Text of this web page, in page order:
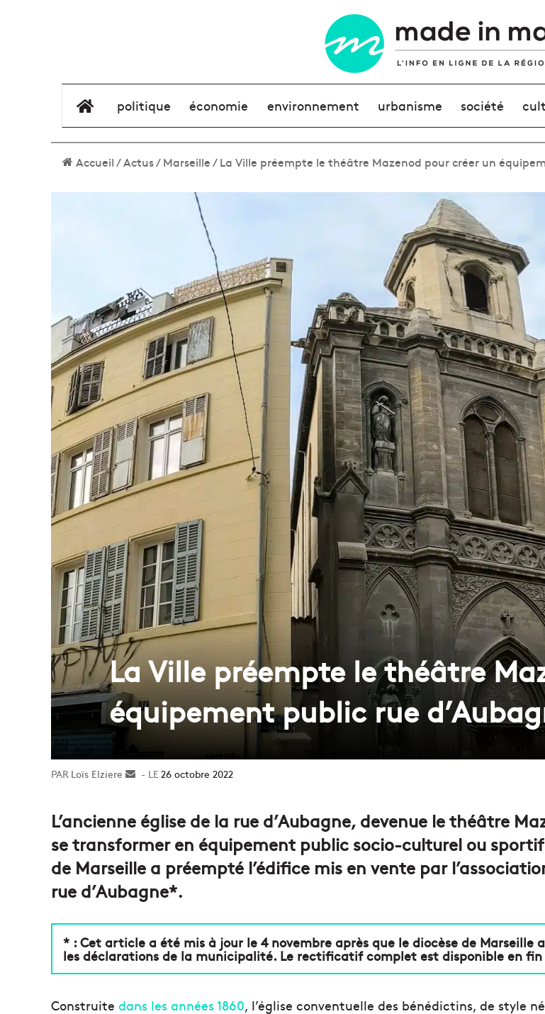
élément de menu
politique économie environnement urbanisme société
Accueil/Actus/Marseille/La Ville préempte le théâtre Mazenod pour créer un
La Ville préempte le théâtre
équipement public rue
Loïs Elziere
Envoyer26 octobre 2022
L’ancienne église de la rue d’Aubagne, devenue le théâtre
se transformer en équipement public socio-culturel ou
de Marseille a préempté l’édifice mis en vente par
rue d’Aubagne*.
* : Cet article a été mis à jour le 4 novembre après que le diocèse de Marseille
les déclarations de la municipalité. Le rectificatif complet est disponible en fin
Construite dans les années 1860, l’église conventuelle des bénédictins, de style